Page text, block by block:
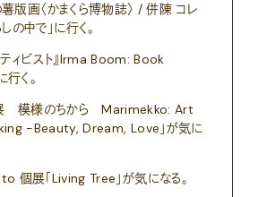
版画〈かまくら博物誌〉 / 併陳 コレ
の中で」に行く。
ティビスト』Irma Boom: Book
く。
展 模様のちから Marimekko: Art
-Beauty, Dream, Love」が気に
個展「Living Tree」が気になる。